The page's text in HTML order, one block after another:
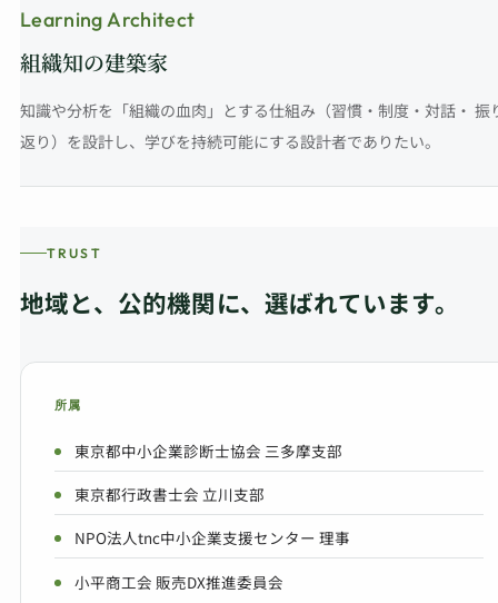
Learning Architect
組織知の建築家
知識や分析を「組織の血肉」とする仕組み（習慣・制度・対話・ 振
返り）を設計し、学びを持続可能にする設計者でありたい。
TRUST
地域と、公的機関に、選ばれています。
所属
東京都中小企業診断士協会 三多摩支部
東京都行政書士会 立川支部
NPO法人tnc中小企業支援センター 理事
小平商工会 販売DX推進委員会